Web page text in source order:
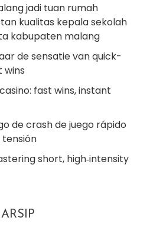
jadi tuan rumah
kualitas kepala sekolah
kabupaten malang
de sensatie van quick-
wins
fast wins, instant
de crash de juego rápido
short, high‑intensity
ARSIP